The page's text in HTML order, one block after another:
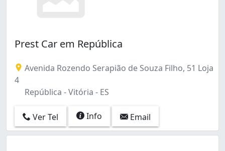
Prest Car em República
Avenida Rozendo Serapião de Souza Filho, 51 Loja
4
República - Vitória - ES
Ver Tel Info Email